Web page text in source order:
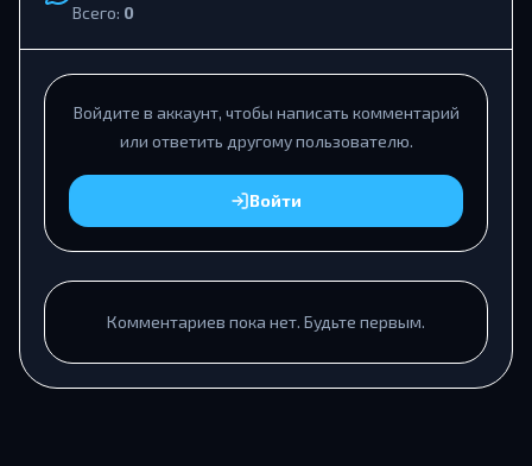
Всего: 0
Войдите в аккаунт, чтобы написать комментарий
или ответить другому пользователю.
Войти
Комментариев пока нет. Будьте первым.